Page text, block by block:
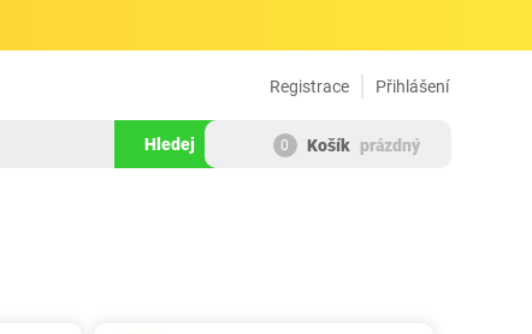
Přihlášení
Registrace
Hledej 0 Košík prázdný